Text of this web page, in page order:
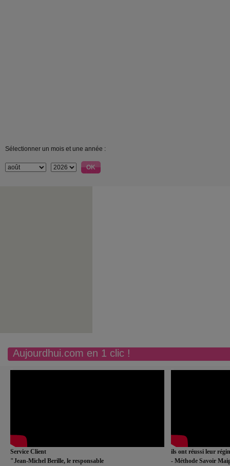
Sélectionner un mois et une année :
Aujourdhui.com en 1 clic !
Service Client
"Jean-Michel Berille, le responsable
ils ont réussi leur
- Méthode Savoir